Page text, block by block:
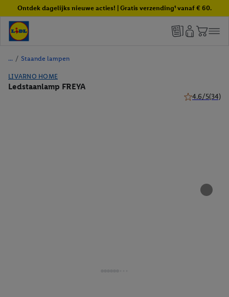
Ontdek dagelijks nieuwe acties! | Gratis verzending¹ vanaf € 60.
/ Staande lampen
LIVARNO HOME
Ledstaanlamp FREYA
4.6/5(34)